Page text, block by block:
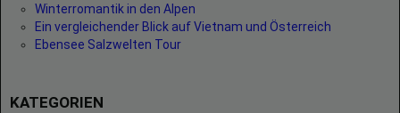
Winterromantik in den Alpen
Ein vergleichender Blick auf Vietnam und Österreich
Ebensee Salzwelten Tour
KATEGORIEN